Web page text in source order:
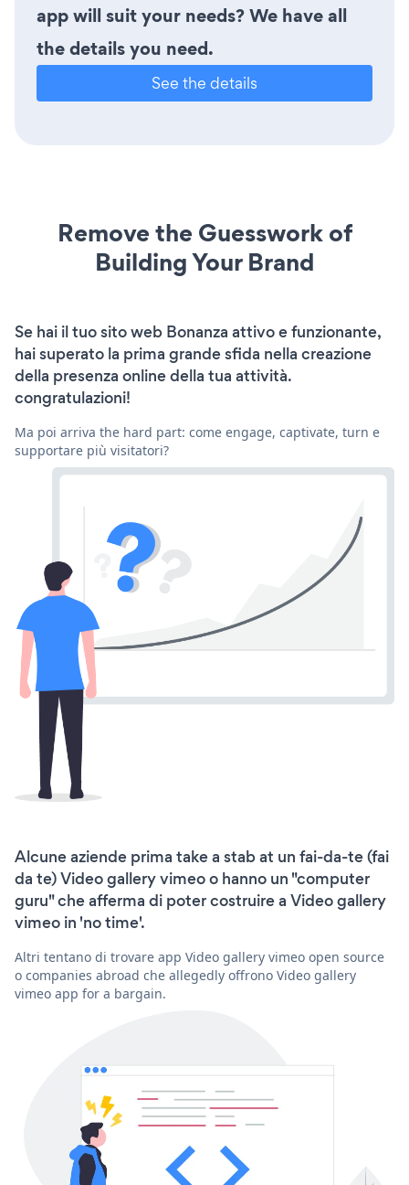
app will suit your needs? We have all
the details you need.
See the details
Remove the Guesswork of
Building Your Brand
Se hai il tuo sito web Bonanza attivo e funzionante,
hai superato la prima grande sfida nella creazione
della presenza online della tua attività.
congratulazioni!
Ma poi arriva the hard part: come engage, captivate, turn e
supportare più visitatori?
Alcune aziende prima take a stab at un fai-da-te (fai
da te) Video gallery vimeo o hanno un "computer
guru" che afferma di poter costruire a Video gallery
vimeo in 'no time'.
Altri tentano di trovare app Video gallery vimeo open source
o companies abroad che allegedly offrono Video gallery
vimeo app for a bargain.